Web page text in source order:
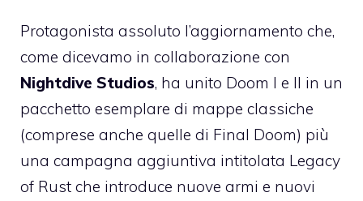
Protagonista assoluto l’aggiornamento che,
come dicevamo in collaborazione con
Nightdive Studios, ha unito Doom I e II in un
pacchetto esemplare di mappe classiche
(comprese anche quelle di Final Doom) più
una campagna aggiuntiva intitolata Legacy
of Rust che introduce nuove armi e nuovi